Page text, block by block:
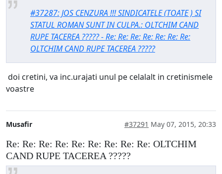
#37287: JOS CENZURA !!! SINDICATELE (TOATE ) SI
STATUL ROMAN SUNT IN CULPA.: OLTCHIM CAND
RUPE TACEREA ????? - Re: Re: Re: Re: Re: Re: Re:
OLTCHIM CAND RUPE TACEREA ?????
doi cretini, va inc.urajati unul pe celalalt in cretinismele
voastre
Musafir #37291 May 07, 2015, 20:33
Re: Re: Re: Re: Re: Re: Re: Re: Re: OLTCHIM
CAND RUPE TACEREA ?????